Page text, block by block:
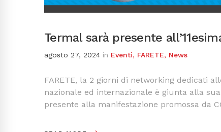
Termal sarà presente
agosto 27, 2024 in Eventi, FARETE, News
FARETE, la 2 giorni di networking dedicati
nazionale ed internazionale è giunta alla sua
presente alla manifestazione promossa da